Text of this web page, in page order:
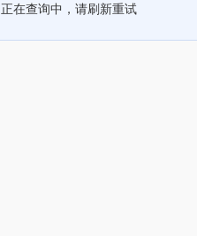
正在查询中，请刷新重试